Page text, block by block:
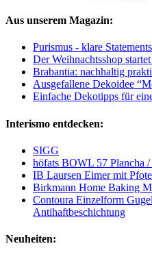
Aus unserem Magazin:
Purismus - klare
Der Weihnachtsshop
Brabantia: nachhaltig
Ausgefallene Dekoidee
Einfache Dekotipps für
Interismo entdecken:
SIGG
höfats BOWL 57 Plancha /
IB Laursen Eimer mit
Birkmann Home Baking
Contoura Einzelform
Antihaftbeschichtung
Neuheiten: